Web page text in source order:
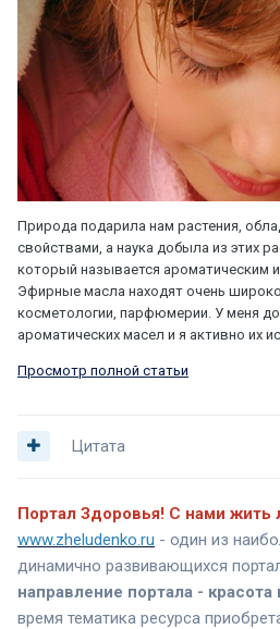
Природа подарила нам растения,
свойствами, а наука добыла из этих
который называется ароматическим
Эфирные масла находят очень
косметологии, парфюмерии. У меня
ароматических масел и я активно их
Просмотр полной статьи
Цитата
Портал Здоровья! С нами жить
www.zheludenko.ru - один из
динамично развивающихся
направление портала - красота
время тематика ресурса